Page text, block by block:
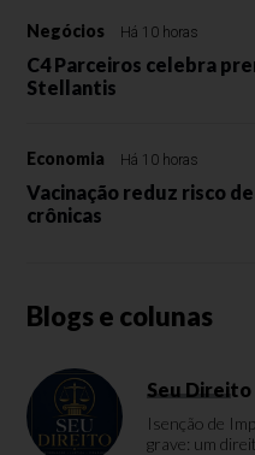
Negócios Há 10 horas
C4 Parceiros celebra
Stellantis
Economia Há 10 horas
Vacinação reduz risco
crônicas
Blogs e colunas
Seu Direito
Isenção de
grave: um